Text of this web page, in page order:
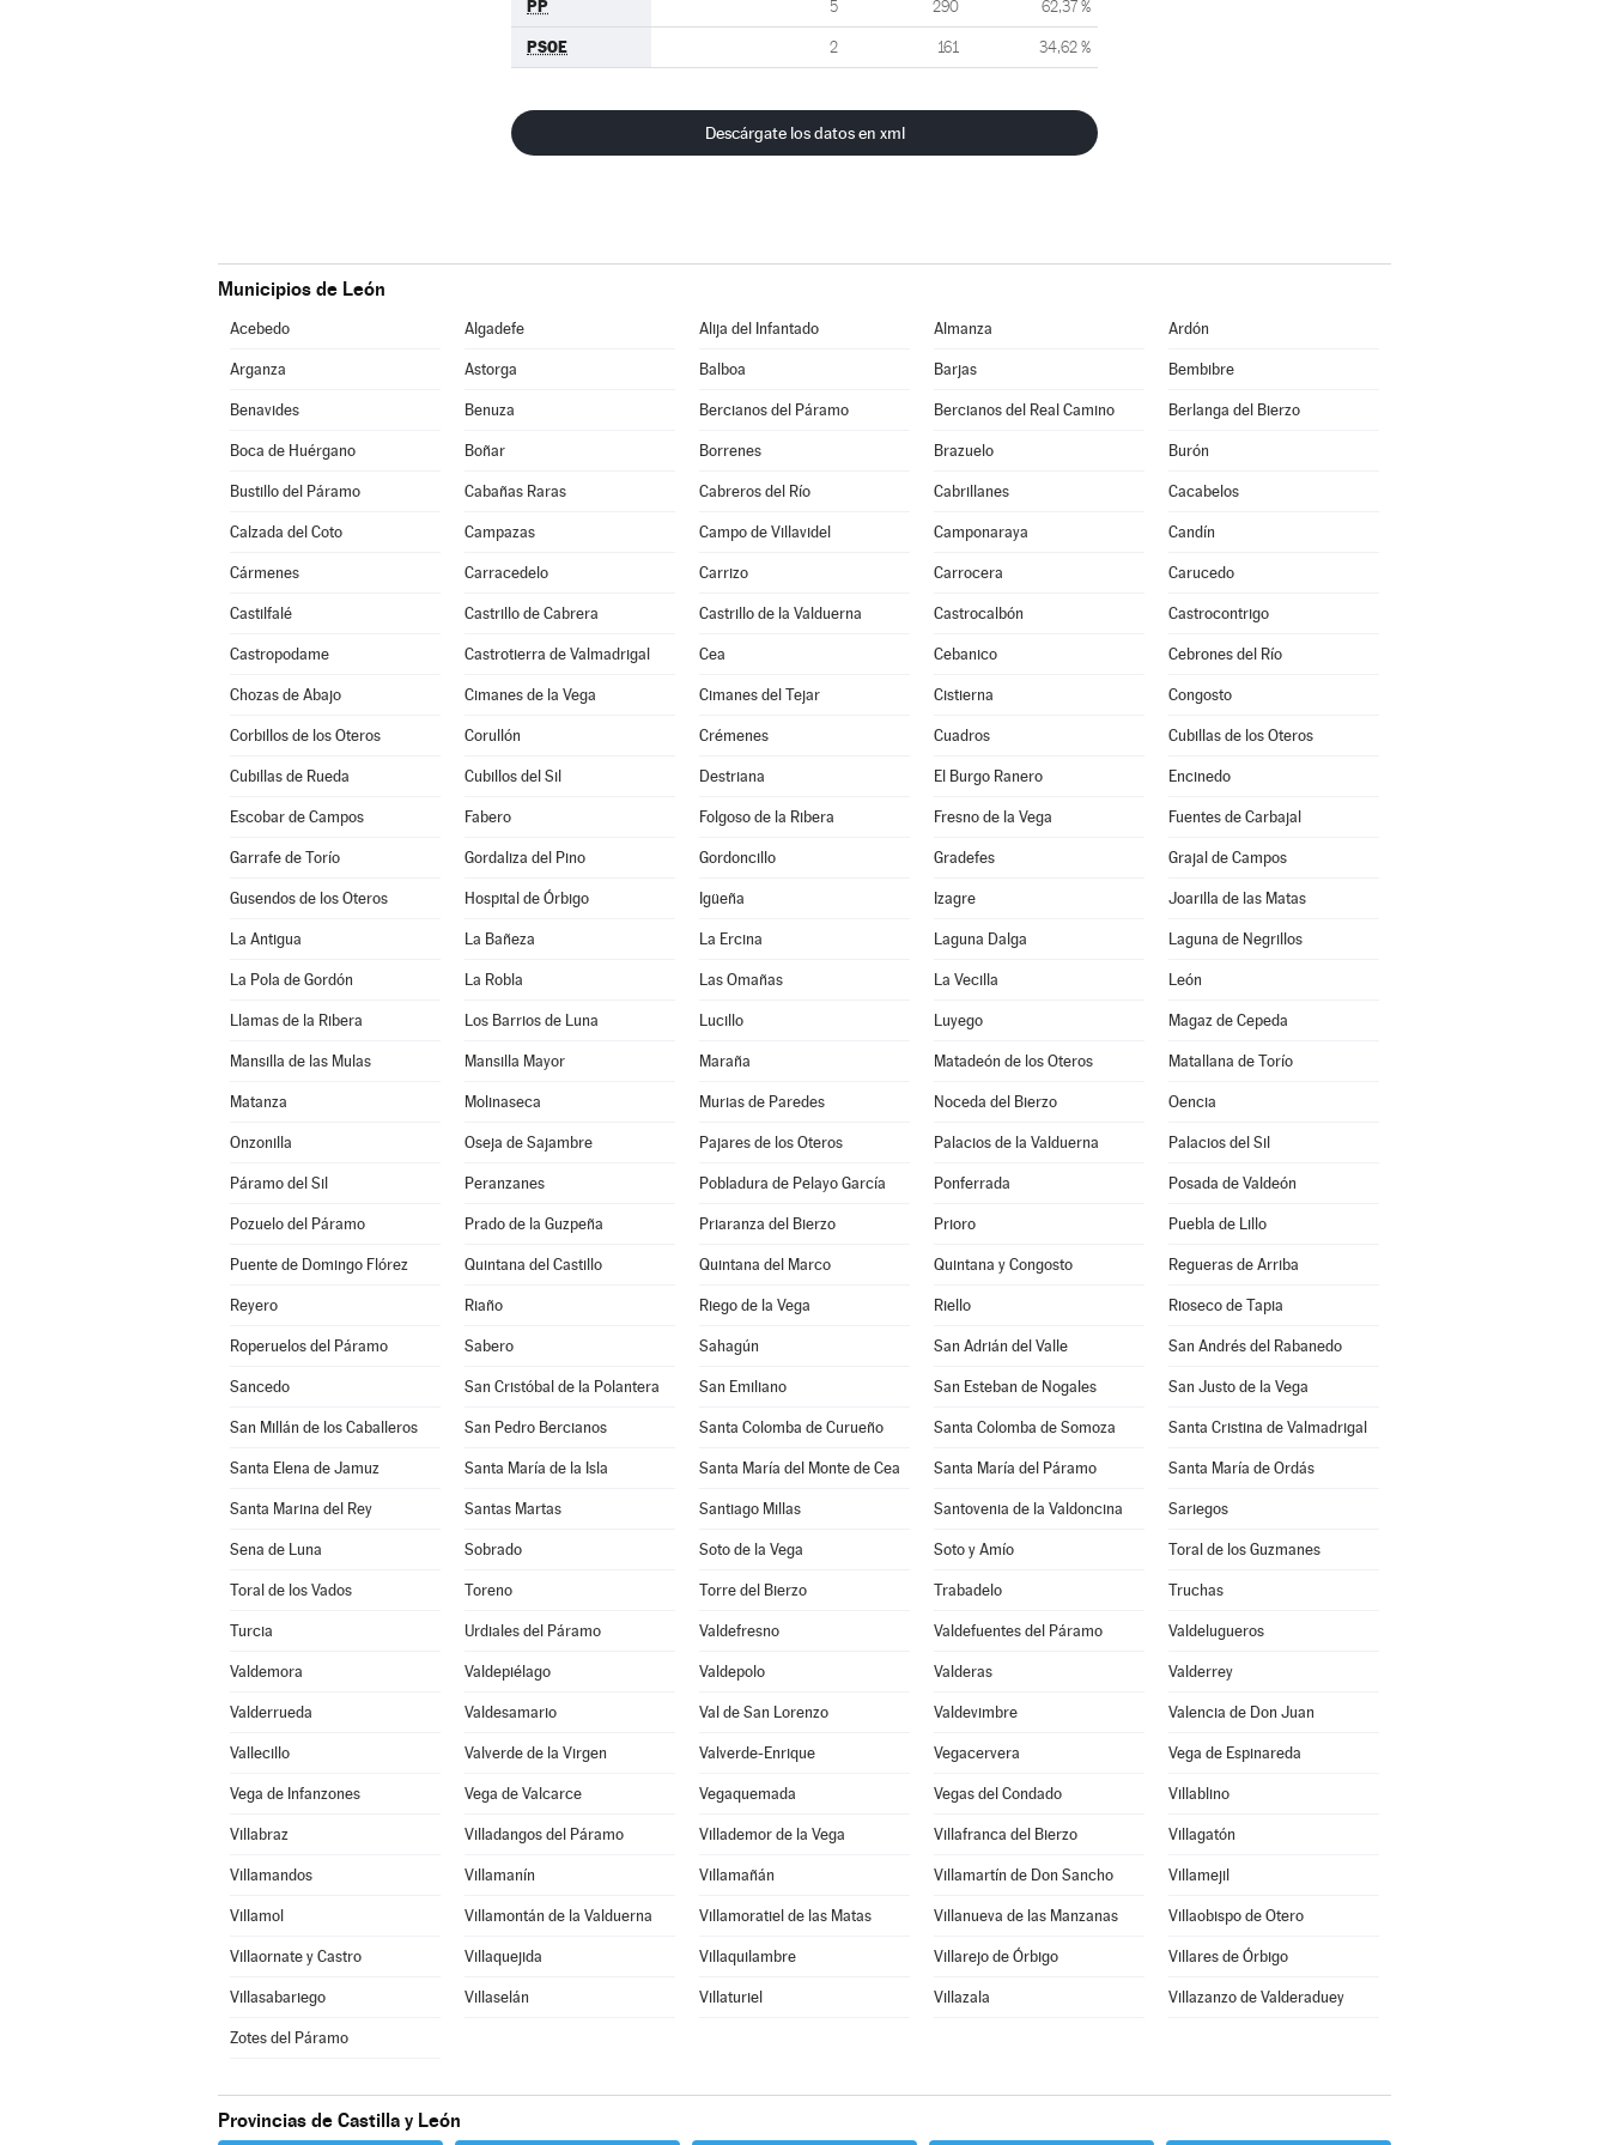
PP 5 290 62,37 %
PSOE 2 161 34,62 %
Descárgate los datos en xml
Municipios de León
Acebedo Algadefe Alija del Infantado Almanza Ardón
Arganza Astorga Balboa Barjas Bembibre
Benavides Benuza Bercianos del Páramo Bercianos del Real Camino Berlanga del Bierzo
Boca de Huérgano Boñar Borrenes Brazuelo Burón
Bustillo del Páramo Cabañas Raras Cabreros del Río Cabrillanes Cacabelos
Calzada del Coto Campazas Campo de Villavidel Camponaraya Candín
Cármenes Carracedelo Carrizo Carrocera Carucedo
Castilfalé Castrillo de Cabrera Castrillo de la Valduerna Castrocalbón Castrocontrigo
Castropodame Castrotierra de Valmadrigal Cea Cebanico Cebrones del Río
Chozas de Abajo Cimanes de la Vega Cimanes del Tejar Cistierna Congosto
Corbillos de los Oteros Corullón Crémenes Cuadros Cubillas de los Oteros
Cubillas de Rueda Cubillos del Sil Destriana El Burgo Ranero Encinedo
Escobar de Campos Fabero Folgoso de la Ribera Fresno de la Vega Fuentes de Carbajal
Garrafe de Torío Gordaliza del Pino Gordoncillo Gradefes Grajal de Campos
Gusendos de los Oteros Hospital de Órbigo Igüeña Izagre Joarilla de las Matas
La Antigua La Bañeza La Ercina Laguna Dalga Laguna de Negrillos
La Pola de Gordón La Robla Las Omañas La Vecilla León
Llamas de la Ribera Los Barrios de Luna Lucillo Luyego Magaz de Cepeda
Mansilla de las Mulas Mansilla Mayor Maraña Matadeón de los Oteros Matallana de Torío
Matanza Molinaseca Murias de Paredes Noceda del Bierzo Oencia
Onzonilla Oseja de Sajambre Pajares de los Oteros Palacios de la Valduerna Palacios del Sil
Páramo del Sil Peranzanes Pobladura de Pelayo García Ponferrada Posada de Valdeón
Pozuelo del Páramo Prado de la Guzpeña Priaranza del Bierzo Prioro Puebla de Lillo
Puente de Domingo Flórez Quintana del Castillo Quintana del Marco Quintana y Congosto Regueras de Arriba
Reyero Riaño Riego de la Vega Riello Rioseco de Tapia
Roperuelos del Páramo Sabero Sahagún San Adrián del Valle San Andrés del Rabanedo
Sancedo San Cristóbal de la Polantera San Emiliano San Esteban de Nogales San Justo de la Vega
San Millán de los Caballeros San Pedro Bercianos Santa Colomba de Curueño Santa Colomba de Somoza Santa Cristina de Valmadrigal
Santa Elena de Jamuz Santa María de la Isla Santa María del Monte de Cea Santa María del Páramo Santa María de Ordás
Santa Marina del Rey Santas Martas Santiago Millas Santovenia de la Valdoncina Sariegos
Sena de Luna Sobrado Soto de la Vega Soto y Amío Toral de los Guzmanes
Toral de los Vados Toreno Torre del Bierzo Trabadelo Truchas
Turcia Urdiales del Páramo Valdefresno Valdefuentes del Páramo Valdelugueros
Valdemora Valdepiélago Valdepolo Valderas Valderrey
Valderrueda Valdesamario Val de San Lorenzo Valdevimbre Valencia de Don Juan
Vallecillo Valverde de la Virgen Valverde-Enrique Vegacervera Vega de Espinareda
Vega de Infanzones Vega de Valcarce Vegaquemada Vegas del Condado Villablino
Villabraz Villadangos del Páramo Villademor de la Vega Villafranca del Bierzo Villagatón
Villamandos Villamanín Villamañán Villamartín de Don Sancho Villamejil
Villamol Villamontán de la Valduerna Villamoratiel de las Matas Villanueva de las Manzanas Villaobispo de Otero
Villaornate y Castro Villaquejida Villaquilambre Villarejo de Órbigo Villares de Órbigo
Villasabariego Villaselán Villaturiel Villazala Villazanzo de Valderaduey
Zotes del Páramo
Provincias de Castilla y León